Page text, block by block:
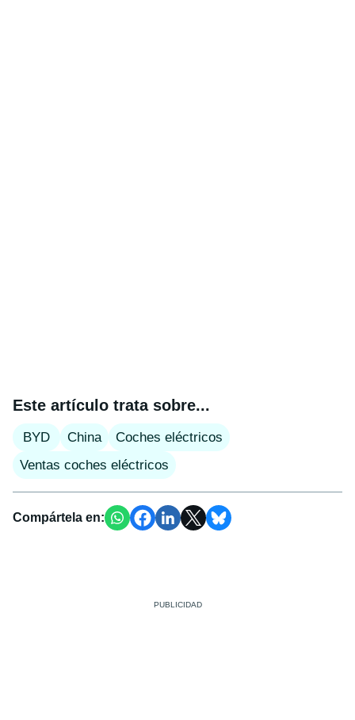
Este artículo trata sobre...
BYD China
Coches eléctricos
Ventas coches eléctricos
Compártela en: